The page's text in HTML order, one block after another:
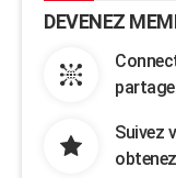
DEVENEZ
Suivez